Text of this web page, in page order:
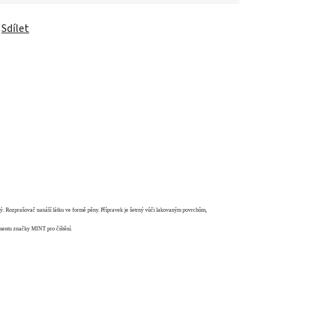
Sdílet
nanáší látku ve formě pěny. Přípravek je šetrný vůči lakovaným povrchům,
značky MINT pro čištění.